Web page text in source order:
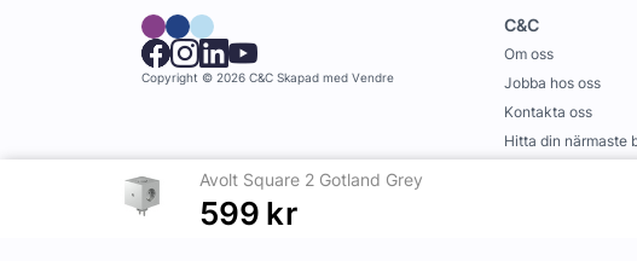
Avolt Square 2 Gotland Grey
599 kr
Copyright © 2026 C&C Skapad med Vendre
C&C
Om oss
Jobba hos oss
Kontakta oss
Hitta din närmaste